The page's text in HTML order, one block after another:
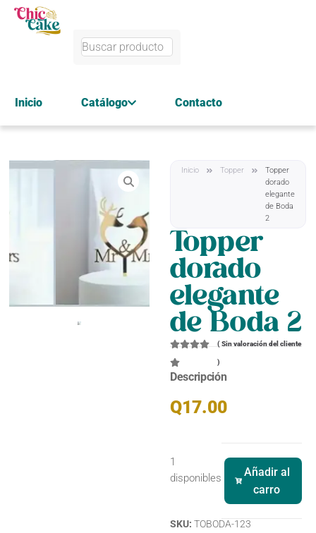
Inicio Catálogo Contacto
Inicio Topper
Topper
dorado
elegante
de Boda
2
Topper
dorado
elegante
de Boda 2
(Sin valoración del cliente
)
Descripción
Q17.00
1
disponibles
Añadir al
carro
SKU:TOBODA-123